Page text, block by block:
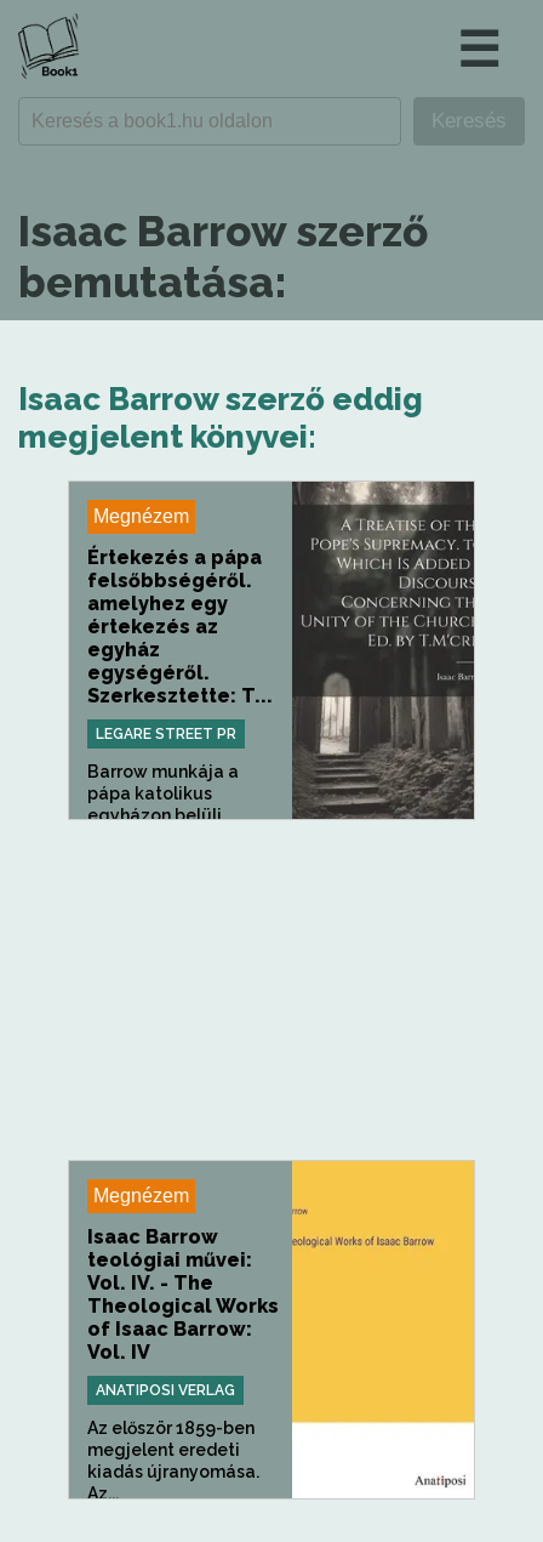
☰
Isaac Barrow szerző
bemutatása:
Isaac Barrow szerző eddig
megjelent könyvei:
Megnézem
Értekezés a pápa
felsőbbségéről.
amelyhez egy
értekezés az
egyház
egységéről.
Szerkesztette: T...
LEGARE STREET PR
Barrow munkája a
pápa katolikus
egyházon belüli...
Megnézem
Isaac Barrow
teológiai művei:
Vol. IV. - The
Theological Works
of Isaac Barrow:
Vol. IV
ANATIPOSI VERLAG
Az először 1859-ben
megjelent eredeti
kiadás újranyomása.
Az...